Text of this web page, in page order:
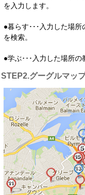
を入力します。
●暮らす･･･入力した場
を検索。
●学ぶ･･･入力した場所の
STEP2.グーグルマッ